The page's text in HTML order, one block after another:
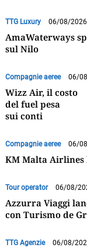
TTG Luxury 06/08/
AmaWaterways
sul Nilo
Compagnie aeree 06/
Wizz Air, il costo
del fuel pesa
sui conti
Compagnie aeree 06/
KM Malta
Tour operator 06/08/
Azzurra Viaggi
con Turismo de
TTG Agenzie 06/08/